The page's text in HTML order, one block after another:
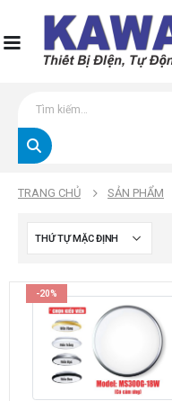
TRANG CHỦ SẢN PHẨM
-20%